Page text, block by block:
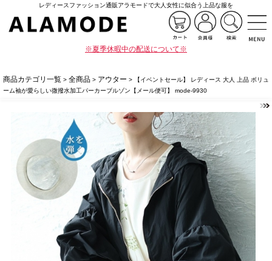
レディースファッション通販アラモードで大人女性に似合う上品な服を
※夏季休暇中の配送について※
商品カテゴリ一覧 > 全商品 > アウター > 【イベントセール】 レディース 大人 上品 ボリュ
ーム袖が愛らしい微撥水加工パーカーブルゾン【メール便可】 mode-9930